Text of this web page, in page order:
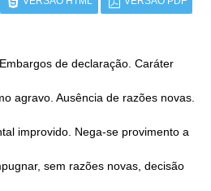
de declaração. Caráter